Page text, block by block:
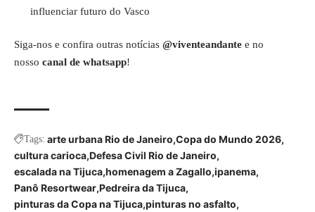
influenciar futuro do Vasco
Siga-nos e confira outras notícias @viventeandante e no
nosso canal de whatsapp!
Tags: arte urbana Rio de Janeiro Copa do Mundo 2026
cultura carioca Defesa Civil Rio de Janeiro
escalada na Tijuca homenagem a Zagallo ipanema
Panô Resortwear Pedreira da Tijuca
pinturas da Copa na Tijuca pinturas no asfalto